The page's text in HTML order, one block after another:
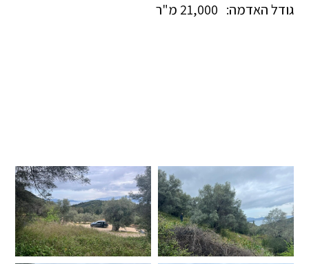
גודל האדמה: 21,000 מ"ר